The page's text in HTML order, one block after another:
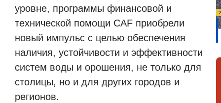
уровне, программы финансовой и
технической помощи CAF приобрели
новый импульс с целью обеспечения
наличия, устойчивости и эффективности
систем воды и орошения, не только для
столицы, но и для других городов и
регионов.